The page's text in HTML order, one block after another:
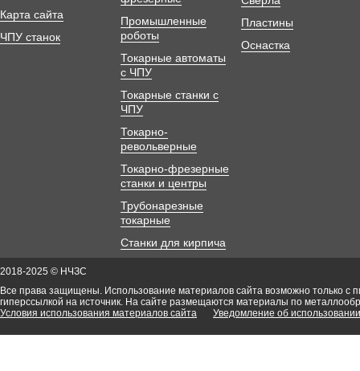
Карта сайта
ЧПУ станок
Промышленные
роботы
Токарные автоматы
с ЧПУ
Токарные станки с
ЧПУ
Токарно-
револьверные
Токарно-фрезерные
станки и центры
Трубонарезные
токарные
Станки для кирпича
Пластины
Оснастка
2018-2025 © НЧЗС
Все права защищены. Использование материалов сайта возможно только с
гиперссылкой на источник. На сайте размещаются материалы по
Условия использования материалов сайта
Уведомление об